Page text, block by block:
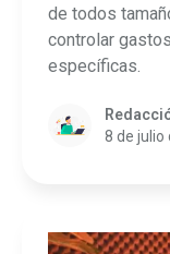
de todos
controlar
específicas.
8 de julio